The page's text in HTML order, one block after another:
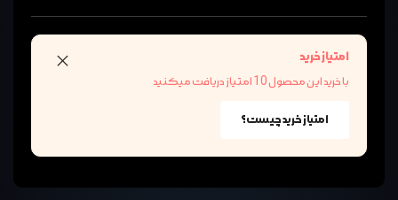
امتیاز خرید
با خرید این محصول 10 امتیاز دریافت میکنید
امتیاز خرید چیست؟